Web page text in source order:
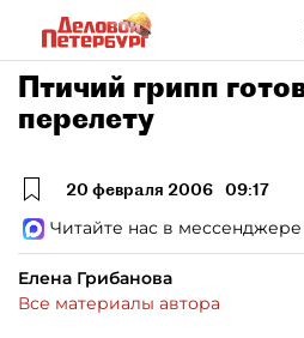
Птичий грипп
перелету
20 февраля 2006 09:17
Читайте нас в мессенджере
Елена Грибанова
Все материалы автора